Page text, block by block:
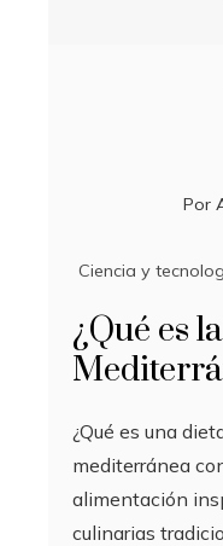
Por
Ciencia y
¿Qué es
¿Qué es una
mediterránea
alimentación
culinarias